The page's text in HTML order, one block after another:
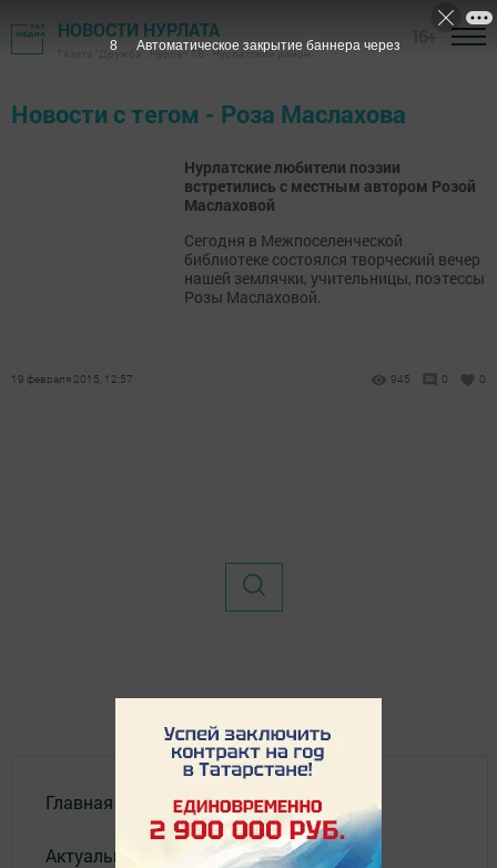
НОВОСТИ НУРЛАТА
Газета "Дружба", Нурлат ТВ - Нурлатский район
Новости с тегом - Роза Маслахова
Нурлатские любители поэзии
встретились с местным автором Розой
Маслаховой
Сегодня в Межпоселенческой
библиотеке состоялся творческий вечер
нашей землячки, учительницы, поэтессы
Розы Маслаховой.
19 февраля 2015, 12:57 945 0 0
Главная
Актуальное видео
8 Автоматическое закрытие баннера через